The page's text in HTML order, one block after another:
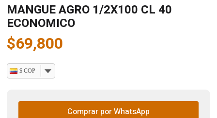
MANGUE AGRO 1/2X100 CL 40
ECONOMICO
$69,800
$ COP
Comprar por WhatsApp